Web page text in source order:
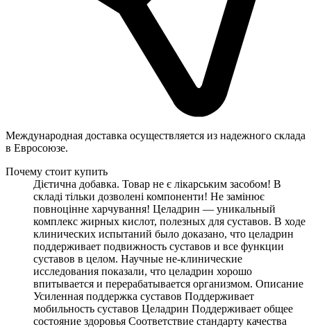
Международная доставка осуществляется из надежного склада
в Евросоюзе.
Почему стоит купить
Дієтична добавка. Товар не є лікарським засобом! В
складі тільки дозволені компоненти! Не замінює
повноцінне харчування! Целадрин — уникальный
комплекс жирных кислот, полезных для суставов. В ходе
клинических испытаний было доказано, что целадрин
поддерживает подвижность суставов и все функции
суставов в целом. Научные не-клинические
исследования показали, что целадрин хорошо
впитывается и перерабатывается организмом. Описание
Усиленная поддержка суставов Поддерживает
мобильность суставов Целадрин Поддерживает общее
состояние здоровья Соответствие стандарту качества